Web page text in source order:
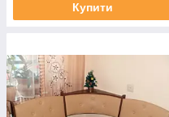
Купити